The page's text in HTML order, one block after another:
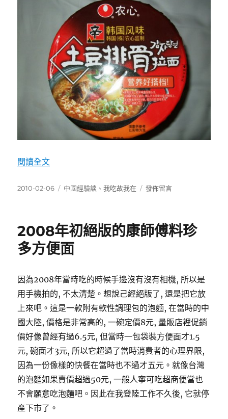
閱讀全文〈農心土豆排骨拉面〉
發
2010-02-06
分
中國經驗談 、我吃故我在
在
豆
發佈留言
2008年初絕版的康師傅料珍
多方便面
因為2008年當時吃的時候手邊沒有沒有相機, 所以是
用手機拍的, 不太清楚。想說己經絕版了, 還是把它放
上來吧。這是一款附有軟性調理包的泡麵, 在當時的中
國大陸, 價格是非常高的, 一碗定價8元, 量販店裡促銷
價好像曾經有過6.5元, 但當時一包袋裝方便面才1.5
元, 碗面才3元, 所以它超過了當時消費者的心理界限,
因為一份像樣的快餐在當時也不過才五元。就像台灣
的泡麵如果賣價超過50元, 一般人寧可吃超商便當也
不會願意吃泡麵吧。因此在我登陸工作不久後, 它就停
產下市了。